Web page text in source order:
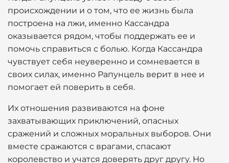
происхождении и о том, что ее жизнь была
построена на лжи, именно Кассандра
оказывается рядом, чтобы поддержать ее и
помочь справиться с болью. Когда Кассандра
чувствует себя неуверенно и сомневается в
своих силах, именно Рапунцель верит в нее и
помогает ей поверить в себя.
Их отношения развиваются на фоне
захватывающих приключений, опасных
сражений и сложных моральных выборов. Они
вместе сражаются с врагами, спасают
королевство и учатся доверять друг другу. Но